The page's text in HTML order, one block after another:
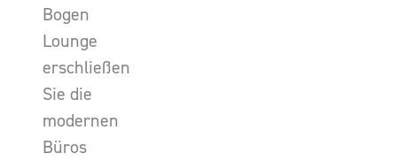
Bogen
Lounge
erschließen
Sie die
modernen
Büros